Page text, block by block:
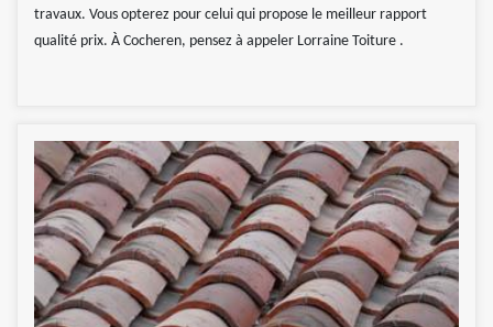
travaux. Vous opterez pour celui qui propose le meilleur rapport
qualité prix. À Cocheren, pensez à appeler Lorraine Toiture .